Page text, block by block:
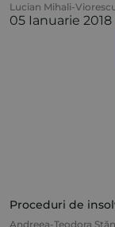
Lucian Mihali-
05 Ianuarie 2018
Proceduri de
Andreea-Teodora